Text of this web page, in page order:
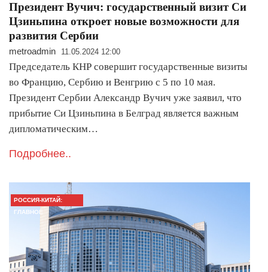
Президент Вучич: государственный визит Си
Цзиньпина откроет новые возможности для
развития Сербии
metroadmin 11.05.2024 12:00
Председатель КНР совершит государственные визиты
во Францию, Сербию и Венгрию с 5 по 10 мая.
Президент Сербии Александр Вучич уже заявил, что
прибытие Си Цзиньпина в Белград является важным
дипломатическим…
Подробнее..
РОССИЯ-КИТАЙ:
ГЛАВНОЕ